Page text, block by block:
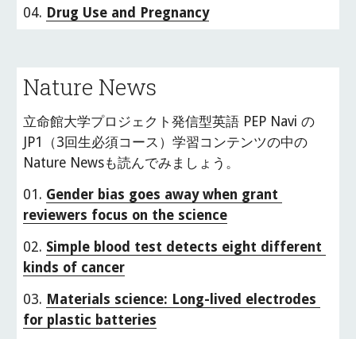
04. Drug Use and Pregnancy
Nature News
立命館大学プロジェクト発信型英語 PEP Navi の
JP1（3回生必須コース）学習コンテンツの中の
Nature Newsも読んでみましょう。
01. Gender bias goes away when grant
reviewers focus on the science
02. Simple blood test detects eight different
kinds of cancer
03. Materials science: Long-lived electrodes
for plastic batteries